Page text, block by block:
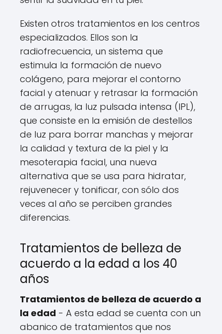
Existen otros tratamientos en los centros
especializados. Ellos son la
radiofrecuencia, un sistema que
estimula la formación de nuevo
colágeno, para mejorar el contorno
facial y atenuar y retrasar la formación
de arrugas, la luz pulsada intensa (IPL),
que consiste en la emisión de destellos
de luz para borrar manchas y mejorar
la calidad y textura de la piel y la
mesoterapia facial, una nueva
alternativa que se usa para hidratar,
rejuvenecer y tonificar, con sólo dos
veces al año se perciben grandes
diferencias.
Tratamientos de belleza de
acuerdo a la edad a los 40
años
Tratamientos de belleza de acuerdo a
la edad - A esta edad se cuenta con un
abanico de tratamientos que nos